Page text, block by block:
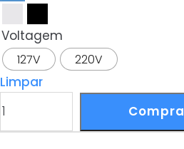
Voltagem
127V 220V
Limpar
De